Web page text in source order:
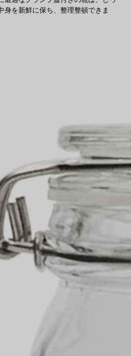
身を新鮮に保ち、整理整頓できま